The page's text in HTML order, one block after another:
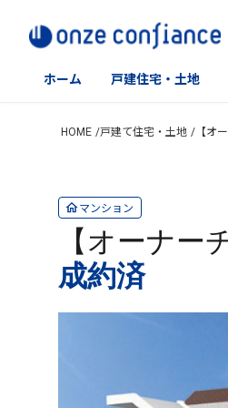
ホーム 戸建住宅・土地
HOME 戸建て住宅・土地 【オ
マンション
【オーナー
成約済